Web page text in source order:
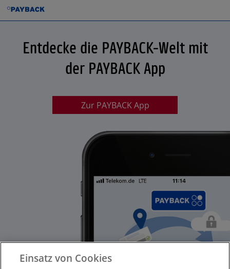
Entdecke die PAYBACK-Welt mit
der PAYBACK App
Zur PAYBACK App
Einsatz von Cookies